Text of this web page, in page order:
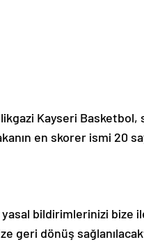
Kayseri Basketbol,
en skorer ismi 20
bildirimlerinizi bize
geri dönüş